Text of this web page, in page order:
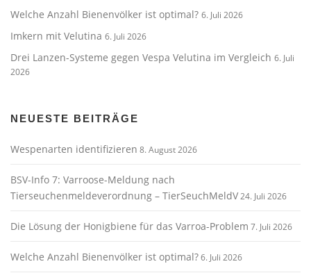
a
t
i
o
Welche Anzahl Bienenvölker ist optimal? 6. Juli 2026
Imkern mit Velutina 6. Juli 2026
Drei Lanzen-Systeme gegen Vespa Velutina im Vergleich 6. Juli
2026
NEUESTE BEITRÄGE
Wespenarten identifizieren 8. August 2026
BSV-Info 7: Varroose-Meldung nach
Tierseuchenmeldeverordnung – TierSeuchMeldV24. Juli 2026
Die Lösung der Honigbiene für das Varroa-Problem 7. Juli 2026
Welche Anzahl Bienenvölker ist optimal?6. Juli 2026